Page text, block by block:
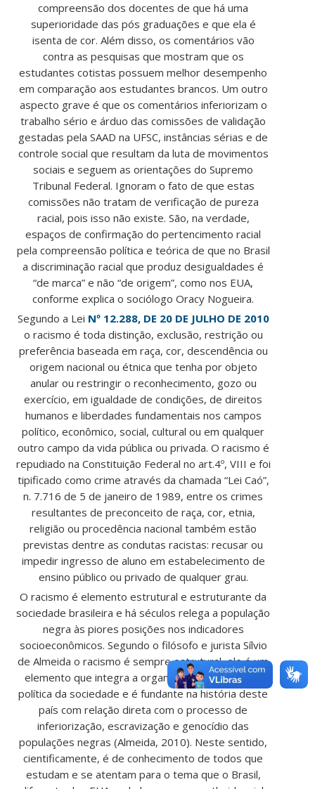
compreensão dos docentes de que há uma
superioridade das pós graduações e que ela é
isenta de cor. Além disso, os comentários vão
contra as pesquisas que mostram que os
estudantes cotistas possuem melhor desempenho
em comparação aos estudantes brancos. Um outro
aspecto grave é que os comentários inferiorizam o
trabalho sério e árduo das comissões de validação
gestadas pela SAAD na UFSC, instâncias sérias e de
controle social que resultam da luta de movimentos
sociais e seguem as orientações do Supremo
Tribunal Federal. Ignoram o fato de que estas
comissões não tratam de verificação de pureza
racial, pois isso não existe. São, na verdade,
espaços de confirmação do pertencimento racial
pela compreensão política e teórica de que no Brasil
a discriminação racial que produz desigualdades é
“de marca” e não “de origem”, como nos EUA,
conforme explica o sociólogo Oracy Nogueira.
Segundo a Lei Nº 12.288, DE 20 DE JULHO DE 2010
o racismo é toda distinção, exclusão, restrição ou
preferência baseada em raça, cor, descendência ou
origem nacional ou étnica que tenha por objeto
anular ou restringir o reconhecimento, gozo ou
exercício, em igualdade de condições, de direitos
humanos e liberdades fundamentais nos campos
político, econômico, social, cultural ou em qualquer
outro campo da vida pública ou privada. O racismo é
repudiado na Constituição Federal no art.4º, VIII e foi
tipificado como crime através da chamada “Lei Caó”,
n. 7.716 de 5 de janeiro de 1989, entre os crimes
resultantes de preconceito de raça, cor, etnia,
religião ou procedência nacional também estão
previstas dentre as condutas racistas: recusar ou
impedir ingresso de aluno em estabelecimento de
ensino público ou privado de qualquer grau.
O racismo é elemento estrutural e estruturante da
sociedade brasileira e há séculos relega a população
negra às piores posições nos indicadores
socioeconômicos. Segundo o filósofo e jurista Sílvio
de Almeida o racismo é sempre estrutural, ele é um
elemento que integra a organização econômica e
política da sociedade e é fundante na história deste
país com relação direta com o processo de
inferiorização, escravização e genocídio das
populações negras (Almeida, 2010). Neste sentido,
cientificamente, é de conhecimento de todos que
estudam e se atentam para o tema que o Brasil,